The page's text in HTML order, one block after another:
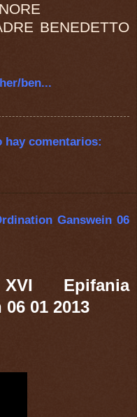
BENEDETTO
ben...
hay comentarios:
Ganswein 06
Epifania
01 2013